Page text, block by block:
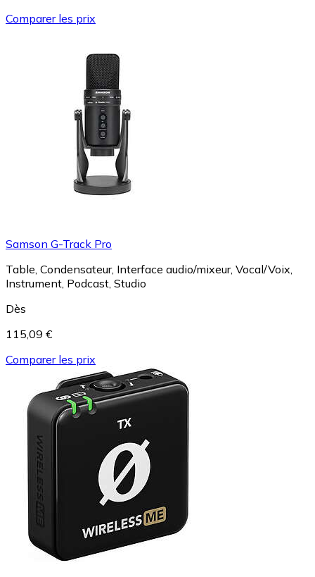
Comparer les prix
Samson G-Track Pro
Table, Condensateur, Interface audio/mixeur, Vocal/Voix,
Instrument, Podcast, Studio
Dès
115,09 €
Comparer les prix